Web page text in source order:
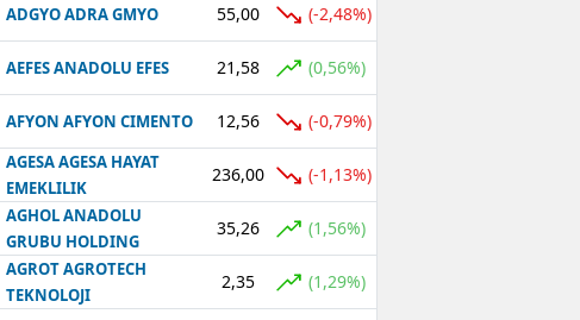
ADGYO ADRA GMYO 55,00 (-2,48%)
AEFES ANADOLU EFES 21,58 (0,56%)
AFYON AFYON CIMENTO 12,56 (-0,79%)
AGESA AGESA HAYAT
EMEKLILIK
236,00 (-1,13%)
AGHOL ANADOLU
GRUBU HOLDING
35,26 (1,56%)
AGROT AGROTECH
TEKNOLOJI
2,35 (1,29%)